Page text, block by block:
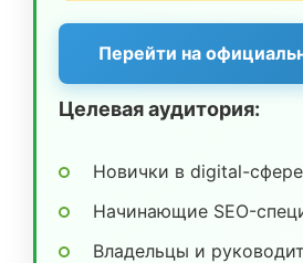
Перейти на
Целевая аудитория:
Новички в digital-сфере
Начинающие SEO-
Владельцы и